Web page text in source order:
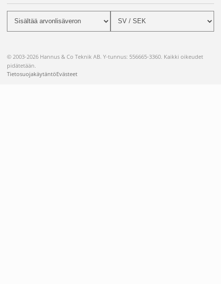
© 2003-2026 Hannus & Co Teknik AB. Y-tunnus: 556665-3360. Kaikki oikeudet
pidätetään.
TietosuojakäytäntöEvästeet